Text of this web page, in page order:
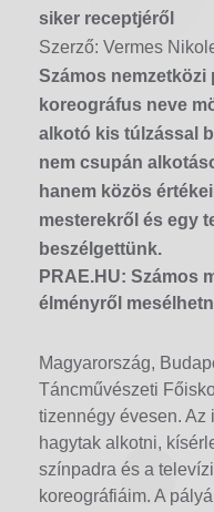
siker receptjéről
Szerző: Vermes
Számos
koreográfus neve
alkotó kis túlzással
nem csupán
hanem közös
mesterekről és egy
beszélgettünk.
PRAE.HU: Számos
élményről
Magyarország,
Táncművészeti
tizennégy évesen. Az
hagytak alkotni,
színpadra és a
koreográfiáim. A